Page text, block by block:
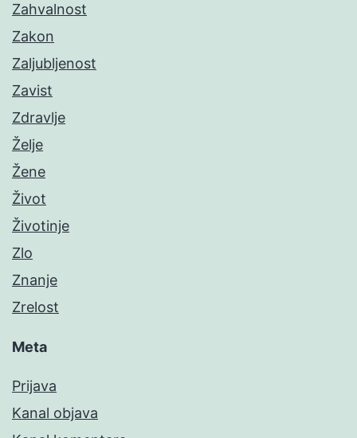
Zahvalnost
Zakon
Zaljubljenost
Zavist
Zdravlje
Želje
Žene
Život
Životinje
Zlo
Znanje
Zrelost
Meta
Prijava
Kanal objava